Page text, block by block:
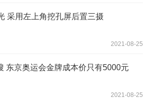
采用左上角挖孔屏后置三摄
2021-08-25
东京奥运会金牌成本价只有5000元
2021-08-25